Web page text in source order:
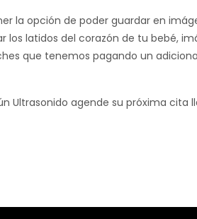
la opción de poder guardar en
los latidos del corazón de tu bebé,
que tenemos pagando un
Ultrasonido agende su próxima cita